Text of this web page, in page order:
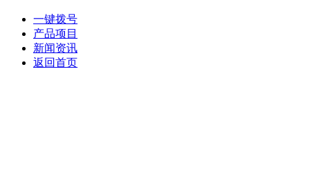
一键拨号
产品项目
新闻资讯
返回首页